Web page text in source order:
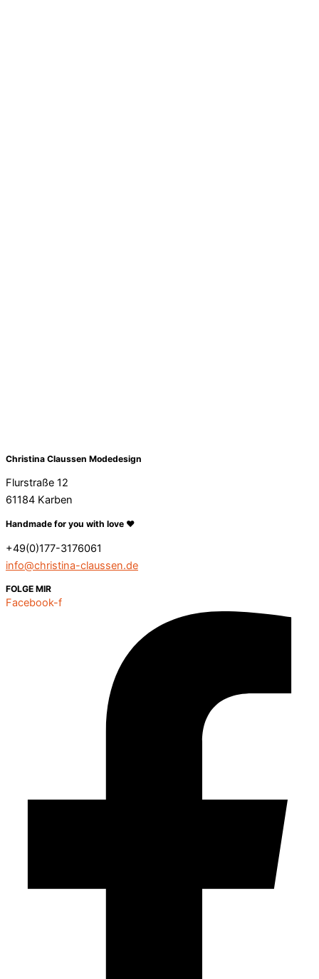
Christina Claussen Modedesign
Flurstraße 12
61184 Karben
Handmade for you with love ❤️
+49(0)177-3176061
info@christina-claussen.de
FOLGE MIR
Facebook-f